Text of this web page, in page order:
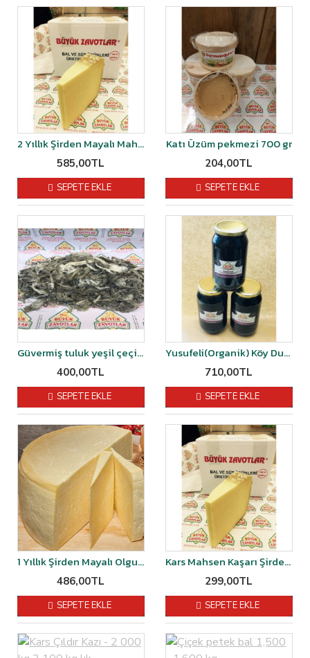
2 Yıllık Şirden Mayalı Mahsen Eski Kaşarı 1 kg
585,00TL
SEPETE EKLE
Katı Üzüm pekmezi 700 gr
204,00TL
SEPETE EKLE
Güvermiş tuluk yeşil çeçil peyniri 1 kg
400,00TL
SEPETE EKLE
Yusufeli(Organik) Köy Dut Pekmezi 1,400 kğ-1450 kğ arası
710,00TL
SEPETE EKLE
1 Yıllık Şirden Mayalı Olgunlaştırılmış Malakan Kaşar Peyniri 1 kg vakumlu
486,00TL
SEPETE EKLE
Kars Mahsen Kaşarı Şirden Mayalı 2 YILLIK 500 gr
299,00TL
SEPETE EKLE